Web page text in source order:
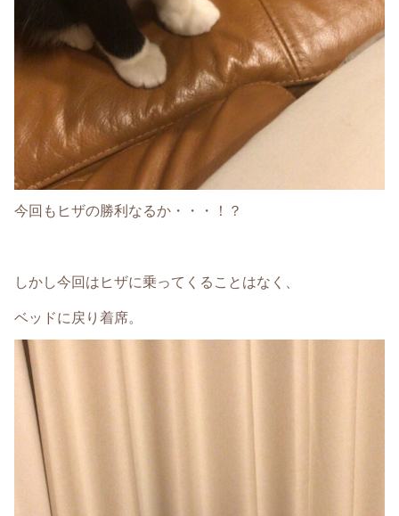
今回もヒザの勝利なるか・・・！？
しかし今回はヒザに乗ってくることはなく、
ベッドに戻り着席。